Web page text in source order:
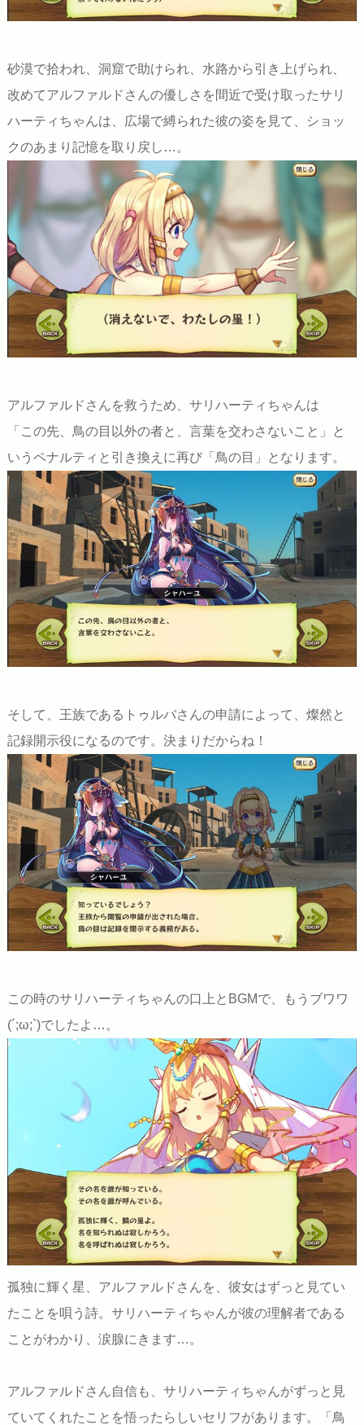
砂漠で拾われ、洞窟で助けられ、水路から引き上げられ、
改めてアルファルドさんの優しさを間近で受け取ったサリ
ハーティちゃんは、広場で縛られた彼の姿を見て、ショッ
クのあまり記憶を取り戻し…。
アルファルドさんを救うため、サリハーティちゃんは
「この先、鳥の目以外の者と、言葉を交わさないこと」と
いうペナルティと引き換えに再び「鳥の目」となります。
そして、王族であるトゥルバさんの申請によって、燦然と
記録開示役になるのです。決まりだからね！
この時のサリハーティちゃんの口上とBGMで、もうブワワ
(´;ω;`)でしたよ…。
孤独に輝く星、アルファルドさんを、彼女はずっと見てい
たことを唄う詩。サリハーティちゃんが彼の理解者である
ことがわかり、涙腺にきます…。
アルファルドさん自信も、サリハーティちゃんがずっと見
ていてくれたことを悟ったらしいセリフがあります。「鳥